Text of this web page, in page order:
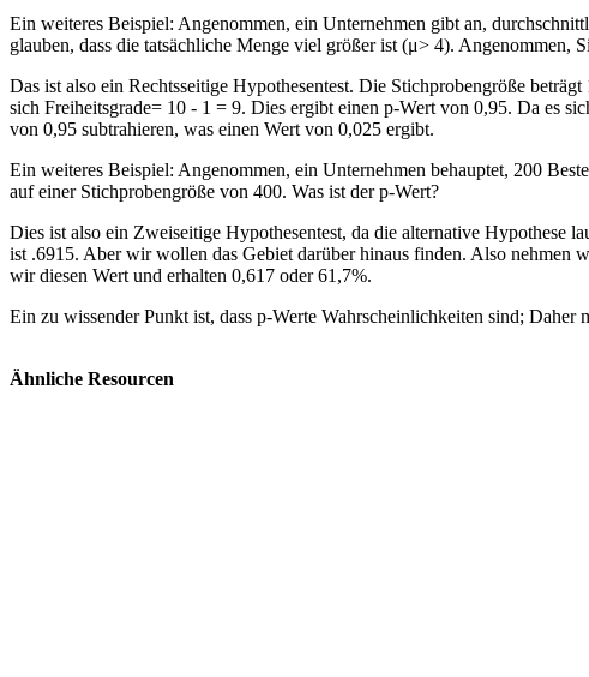
Ein weiteres Beispiel: Angenommen, ein Unternehmen gibt an,
glauben, dass die tatsächliche Menge viel größer ist (μ> 4). Angenommen,
Das ist also ein Rechtsseitige Hypothesentest. Die Stichprobengröße
sich Freiheitsgrade= 10 - 1 = 9. Dies ergibt einen p-Wert von 0,95. Da es
von 0,95 subtrahieren, was einen Wert von 0,025 ergibt.
Ein weiteres Beispiel: Angenommen, ein Unternehmen behauptet, 200
auf einer Stichprobengröße von 400. Was ist der p-Wert?
Dies ist also ein Zweiseitige Hypothesentest, da die alternative Hypothese
ist .6915. Aber wir wollen das Gebiet darüber hinaus finden. Also nehmen
wir diesen Wert und erhalten 0,617 oder 61,7%.
Ein zu wissender Punkt ist, dass p-Werte Wahrscheinlichkeiten sind;
Ähnliche Resourcen